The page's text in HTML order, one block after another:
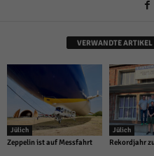
VERWANDTE ARTIKEL
Jülich
Zeppelin ist auf Messfahrt
Jülich
Rekordjahr